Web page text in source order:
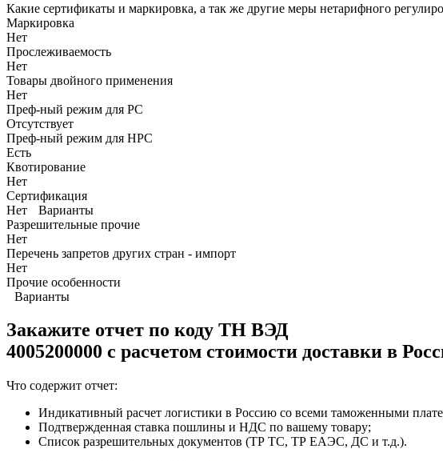
Какие сертификаты и маркировка, а так же другие меры нетарифного
Маркировка
Нет
Прослеживаемость
Нет
Товары двойного применения
Нет
Преф-ный режим для РС
Отсутствует
Преф-ный режим для НРС
Есть
Квотирование
Нет
Сертификация
Нет
Варианты
Разрешительные прочие
Нет
Перечень запретов других стран - импорт
Нет
Прочие особенности
Варианты
Закажите отчет по коду ТН ВЭД
4005200000 с расчетом стоимости доставки в
Что содержит отчет:
Индикативный расчет логистики в Россию со всеми таможенными
Подтвержденная ставка пошлины и НДС по вашему товару;
Список разрешительных документов (ТР ТС, ТР ЕАЭС, ДС и т.д.).